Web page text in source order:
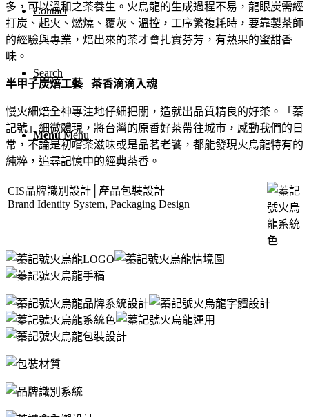
Contact
Search
Menu Menu
多，可以溫和之茶養生。火烏龍的生成過程不易，龍眼炭需經
打炭、起火、燃燒、覆灰、溫控，工序繁複耗時，要靠製茶師
的經驗與專業，焙出來的茶才會扎實芬芳，有熟果的蜜甜香
味。
半甲子炭焙工藝 茶香滴滴入魂
慢火細焙全神專注地仔細把關，造就出品質精良的好茶。「蓁
記號」細微體現，將台灣的原香好茶帶往城市，感動我們的日
常，不論是初嚐茶滋味或是品茗老饕，都能發現火烏龍特有的
純粹，追尋記憶中的經典茶香。
CIS品牌識別設計│產品包裝設計
Brand Identity System, Packaging Design